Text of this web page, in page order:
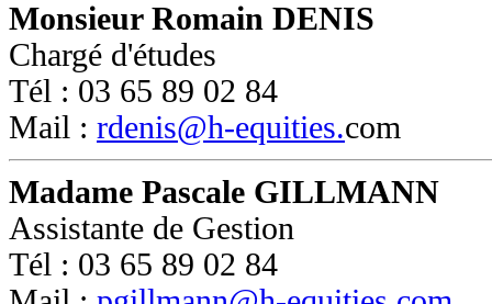
Monsieur Romain DENIS
Chargé d'études
Tél : 03 65 89 02 84
Mail : rdenis@h-equities.com
Madame Pascale GILLMANN
Assistante de Gestion
Tél : 03 65 89 02 84